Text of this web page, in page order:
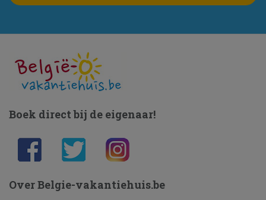
Boek direct bij de eigenaar!
Over Belgie-vakantiehuis.be